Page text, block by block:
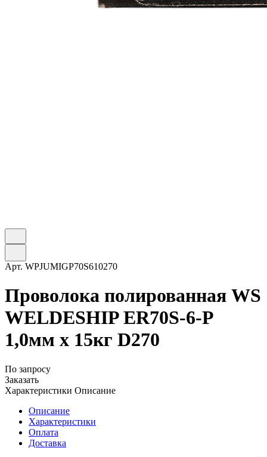
Арт. WPJUMIGP70S610270
Проволока полированная WS
WELDESHIP ER70S-6-P
1,0мм х 15кг D270
По запросу
Заказать
Характеристики Описание
Описание
Характеристики
Оплата
Доставка